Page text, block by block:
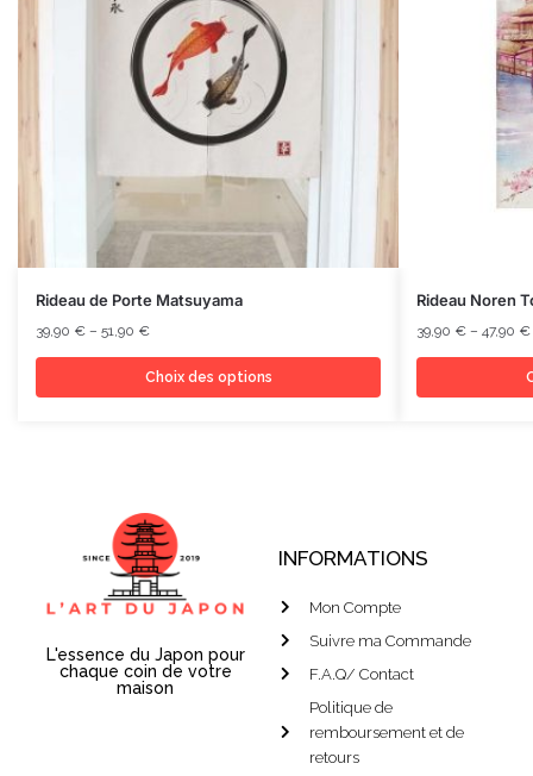
Rideau de Porte Matsuyama
39,90 € – 51,90 €
Choix des options
Rideau Noren
39,90 € – 47,90 €
L'essence du Japon pour
chaque coin de votre
maison
INFORMATIONS
Mon Compte
Suivre ma Commande
F.A.Q/ Contact
Politique de
remboursement et de
retours